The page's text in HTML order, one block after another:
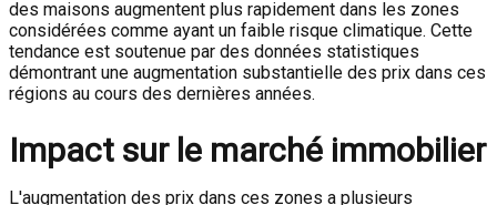
des maisons augmentent plus rapidement dans les zones
considérées comme ayant un faible risque climatique. Cette
tendance est soutenue par des données statistiques
démontrant une augmentation substantielle des prix dans ces
régions au cours des dernières années.
Impact sur le marché immobilier
L'augmentation des prix dans ces zones a plusieurs